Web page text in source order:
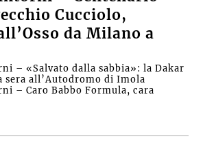
Cucciolo,
da Milano a
– «Salvato dalla sabbia»: la Dakar
sera all’Autodromo di Imola
– Caro Babbo Formula, cara